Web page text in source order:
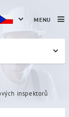
inspektorů
MENU